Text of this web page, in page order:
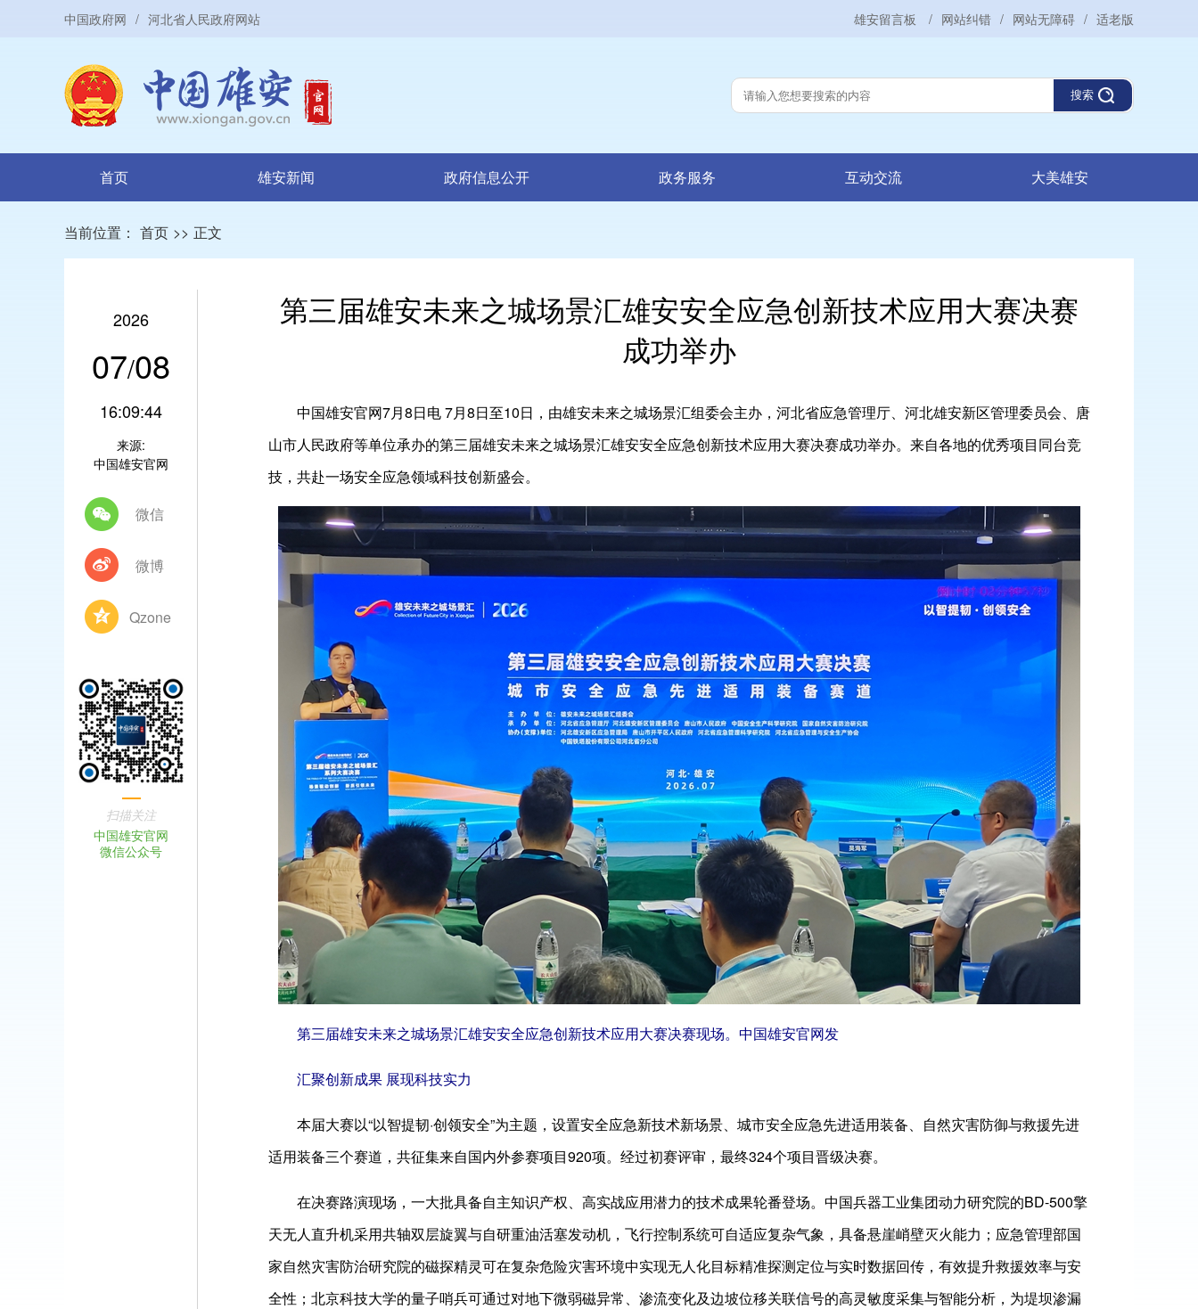
中国政府网 / 河北省人民政府网站 雄安留言板 / 网站纠错 / 网站无障碍 / 适老版
搜索
首页 雄安新闻 政府信息公开 政务服务 互动交流 大美雄安
当前位置： 首页 >> 正文
2026
07/08
16:09:44
来源:
中国雄安官网
微信
微博
Qzone
扫描关注
中国雄安官网
微信公众号
第三届雄安未来之城场景汇雄安安全应急创新技术应用大赛决赛
成功举办
中国雄安官网7月8日电 7月8日至10日，由雄安未来之城场景汇组委会主办，河北省应急管理厅、河北雄安新区管理委员会、唐
山市人民政府等单位承办的第三届雄安未来之城场景汇雄安安全应急创新技术应用大赛决赛成功举办。来自各地的优秀项目同台竞
技，共赴一场安全应急领域科技创新盛会。
第三届雄安未来之城场景汇雄安安全应急创新技术应用大赛决赛现场。中国雄安官网发
汇聚创新成果 展现科技实力
本届大赛以“以智提韧·创领安全”为主题，设置安全应急新技术新场景、城市安全应急先进适用装备、自然灾害防御与救援先进
适用装备三个赛道，共征集来自国内外参赛项目920项。经过初赛评审，最终324个项目晋级决赛。
在决赛路演现场，一大批具备自主知识产权、高实战应用潜力的技术成果轮番登场。中国兵器工业集团动力研究院的BD-500擎
天无人直升机采用共轴双层旋翼与自研重油活塞发动机，飞行控制系统可自适应复杂气象，具备悬崖峭壁灭火能力；应急管理部国
家自然灾害防治研究院的磁探精灵可在复杂危险灾害环境中实现无人化目标精准探测定位与实时数据回传，有效提升救援效率与安
全性；北京科技大学的量子哨兵可通过对地下微弱磁异常、渗流变化及边坡位移关联信号的高灵敏度采集与智能分析，为堤坝渗漏